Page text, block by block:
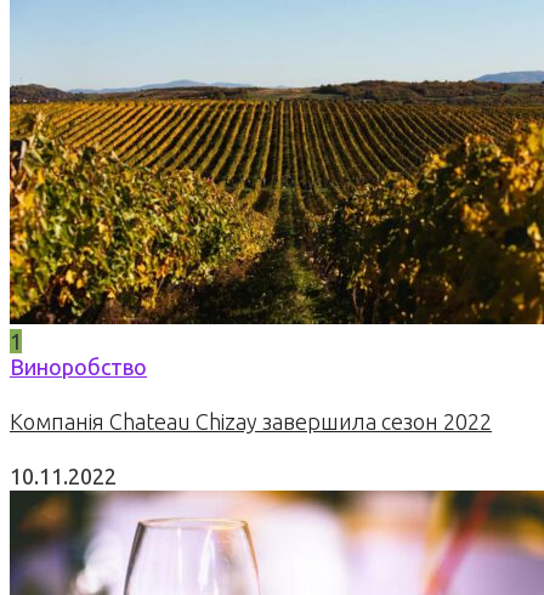
1
Виноробство
Компанія Chateau Chizay завершила сезон 2022
10.11.2022